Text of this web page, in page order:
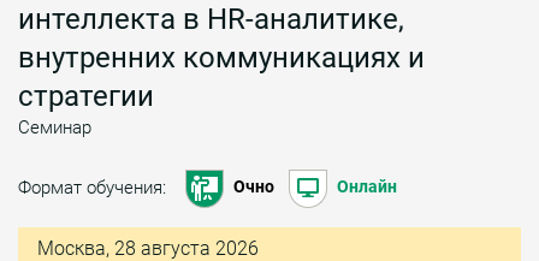
интеллекта в HR-аналитике,
внутренних коммуникациях и
стратегии
Семинар
Формат обучения: Очно Онлайн
Москва, 28 августа 2026
Заказать